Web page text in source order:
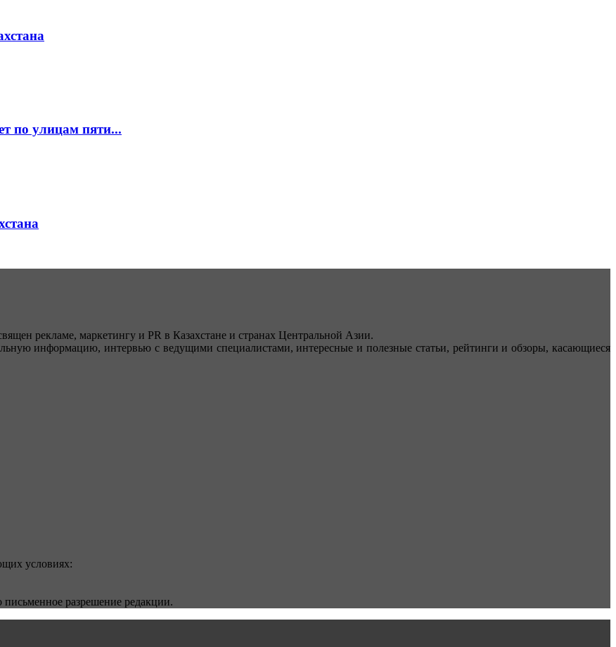
по улицам пяти...
рекламе, маркетингу и PR в Казахстане и странах Центральной Азии.
информацию, интервью с ведущими специалистами, интересные и полезные статьи, рейтинги и обзоры, касающиеся
условиях:
разрешение редакции.